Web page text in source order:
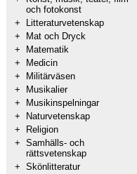
och fotokonst
+
Litteraturvetenskap
+
Mat och Dryck
+
Matematik
+
Medicin
+
Militärväsen
+
Musikalier
+
Musikinspelningar
+
Naturvetenskap
+
Religion
+ Samhälls- och
rättsvetenskap
+ Skönlitteratur